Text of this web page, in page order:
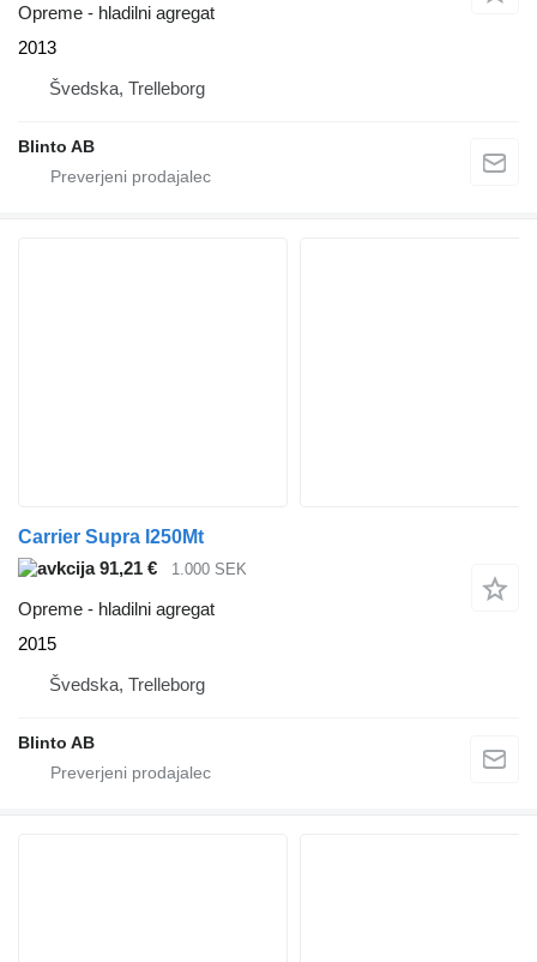
Opreme - hladilni agregat
2013
Švedska, Trelleborg
Blinto AB
Carrier Supra I250Mt
91,21 €
1.000 SEK
Opreme - hladilni agregat
2015
Švedska, Trelleborg
Blinto AB